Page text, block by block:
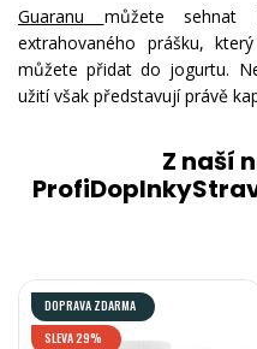
Guaranu můžete
extrahovaného prášku,
můžete přidat do jogurtu.
užití však představují právě
Z naší
DOPRAVA ZDARMA
SLEVA 29%